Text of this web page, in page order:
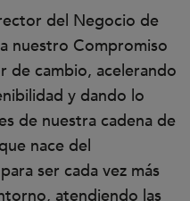
del Negocio de
nuestro Compromiso
de cambio, acelerando
y dando lo
de nuestra cadena de
nace del
ser cada vez más
atendiendo las